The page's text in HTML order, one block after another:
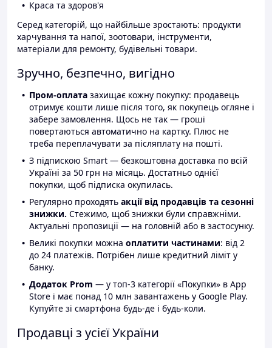
Краса та здоров'я
Серед категорій, що найбільше зростають: продукти
харчування та напої, зоотовари, інструменти,
матеріали для ремонту, будівельні товари.
Зручно, безпечно, вигідно
Пром-оплата захищає кожну покупку: продавець
отримує кошти лише після того, як покупець огляне і
забере замовлення. Щось не так — гроші
повертаються автоматично на картку. Плюс не
треба переплачувати за післяплату на пошті.
З підпискою Smart — безкоштовна доставка по всій
Україні за 50 грн на місяць. Достатньо однієї
покупки, щоб підписка окупилась.
Регулярно проходять акції від продавців та сезонні
знижки. Стежимо, щоб знижки були справжніми.
Актуальні пропозиції — на головній або в застосунку.
Великі покупки можна оплатити частинами: від 2
до 24 платежів. Потрібен лише кредитний ліміт у
банку.
Додаток Prom — у топ-3 категорії «Покупки» в App
Store і має понад 10 млн завантажень у Google Play.
Купуйте зі смартфона будь-де і будь-коли.
Продавці з усієї України